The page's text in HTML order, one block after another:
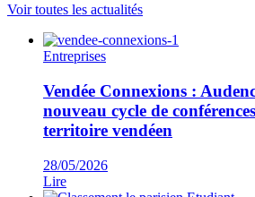
Voir toutes les actualités
Entreprises
Vendée Connexions :
nouveau cycle de
territoire vendéen
28/05/2026
Lire